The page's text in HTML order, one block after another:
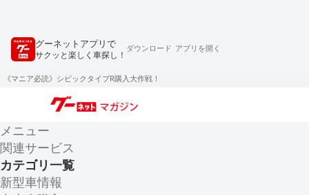
グーネットアプリで
サクッと楽しく車探し！
ダウンロード アプリを開く
《マニア必読》シビックタイプR購入大作戦！
メニュー
関連サービス
カテゴリ一覧
新型車情報